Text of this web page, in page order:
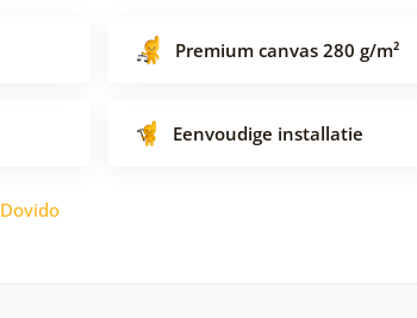
Premium canvas 280 g/m²
Eenvoudige installatie
Dovido